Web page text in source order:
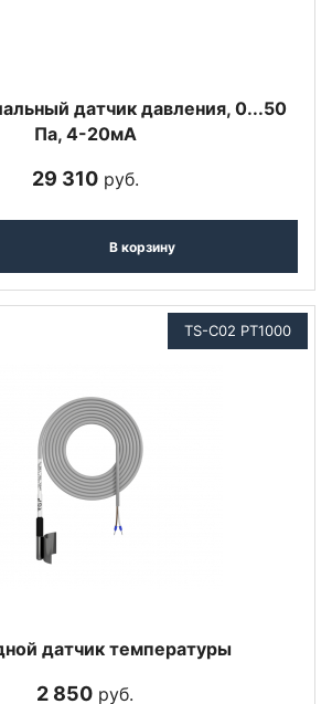
датчик давления, 0...50
Па, 4-20мА
29 310руб.
В корзину
TS-C02 PT1000
датчик температуры
2 850 руб.